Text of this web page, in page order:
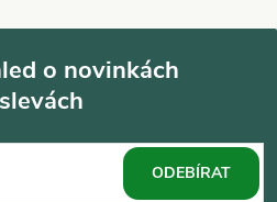
o novinkách
ODEBÍRAT